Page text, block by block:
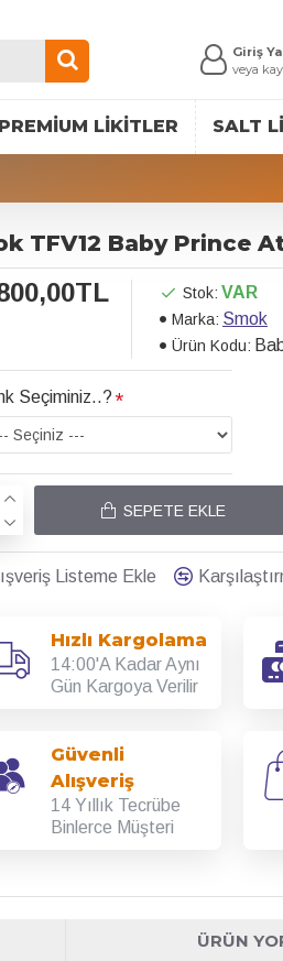
Giriş
veya
PREMIUM LIKITLER SALT
TFV12 Baby Prince
Stok: VAR
Marka: Smok
Ürün Kodu:
Seçiminiz..?
SEPETE EKLE
Listeme Ekle
Hızlı Kargolama
14:00'A Kadar Aynı
Gün Kargoya Verilir
Güvenli
Alışveriş
14 Yıllık Tecrübe
Binlerce Müşteri
ÜRÜN